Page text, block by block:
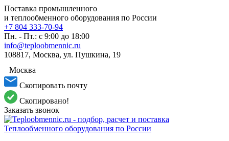
Поставка промышленного
и теплообменного оборудования по России
+7 804 333-70-94
Пн. - Пт.: с 9:00 до 18:00
info@teploobmennic.ru
108817, Москва, ул. Пушкина, 19
Москва
Скопировать почту
Скопировано!
Заказать звонок